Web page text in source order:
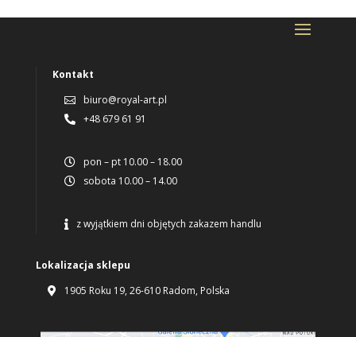
Kontakt
 biuro@royal-art.pl
 +48 679 61 91
 pon – pt 10.00 – 18.00
 sobota 10.00 – 14.00
 z wyjątkiem dni objętych zakazem handlu
Lokalizacja sklepu
 1905 Roku 19, 26-610 Radom, Polska